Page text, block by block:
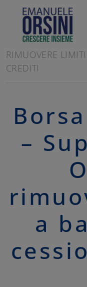
HOME/
RASSEGNA
RIMUOVERE
CREDITI
–
a